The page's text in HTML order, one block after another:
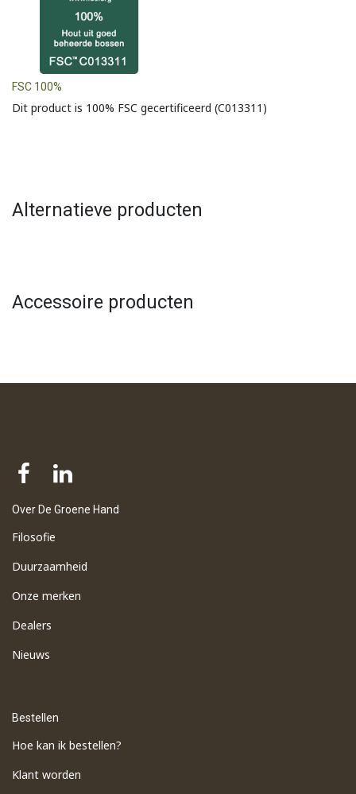
FSC 100%
Dit product is 100% FSC gecertificeerd (C013311)
Alternatieve producten
Accessoire producten
Over De Groene Hand
Filosofie
Duurzaamheid
Onze merken
Dealers
Nieuws
Bestellen
Hoe kan ik bestellen?
Klant worden